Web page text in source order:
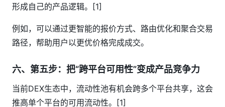
形成自己的产品逻辑。[1]
例如，可以通过更智能的报价方式、路由优化和聚合交易
路径，帮助用户以更优价格完成成交。
六、第五步：把“跨平台可用性”变成产品竞争力
当前DEX生态中，流动性池有机会跨多个平台共享，这会
推高单个平台的可用流动性。[1]